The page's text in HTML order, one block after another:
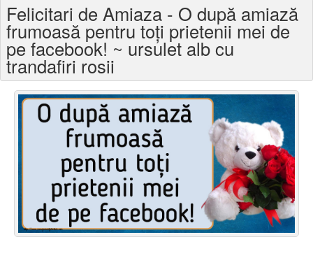
Felicitari varsta
Felicitari zilele anului
Felicitari zile saptamana
Felicitari muzicale
Felicitari muzicale personalizate
Felicitari animate
Invitatii personalizate
Felicitari de Amiaza - O după amiază
frumoasă pentru toți prietenii mei de
pe facebook! ~ ursulet alb cu
trandafiri rosii